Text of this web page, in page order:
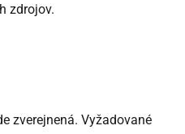
zdrojov.
zverejnená. Vyžadované